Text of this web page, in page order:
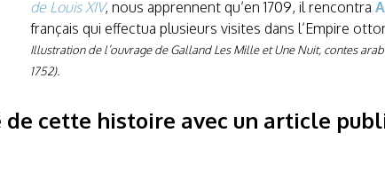
de Louis XIV, nous apprennent qu’en 1709, il rencontra
français qui effectua plusieurs visites dans l’Empire
Illustration de l’ouvrage de Galland Les Mille et Une Nuit, contes
1752).
de cette histoire avec un article